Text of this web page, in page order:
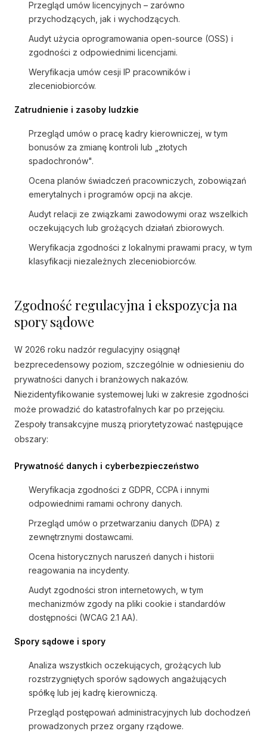
Przegląd umów licencyjnych – zarówno
przychodzących, jak i wychodzących.
Audyt użycia oprogramowania open-source (OSS) i
zgodności z odpowiednimi licencjami.
Weryfikacja umów cesji IP pracowników i
zleceniobiorców.
Zatrudnienie i zasoby ludzkie
Przegląd umów o pracę kadry kierowniczej, w tym
bonusów za zmianę kontroli lub „złotych
spadochronów".
Ocena planów świadczeń pracowniczych, zobowiązań
emerytalnych i programów opcji na akcje.
Audyt relacji ze związkami zawodowymi oraz wszelkich
oczekujących lub grożących działań zbiorowych.
Weryfikacja zgodności z lokalnymi prawami pracy, w tym
klasyfikacji niezależnych zleceniobiorców.
Zgodność regulacyjna i ekspozycja na
spory sądowe
W 2026 roku nadzór regulacyjny osiągnął
bezprecedensowy poziom, szczególnie w odniesieniu do
prywatności danych i branżowych nakazów.
Niezidentyfikowanie systemowej luki w zakresie zgodności
może prowadzić do katastrofalnych kar po przejęciu.
Zespoły transakcyjne muszą priorytetyzować następujące
obszary:
Prywatność danych i cyberbezpieczeństwo
Weryfikacja zgodności z GDPR, CCPA i innymi
odpowiednimi ramami ochrony danych.
Przegląd umów o przetwarzaniu danych (DPA) z
zewnętrznymi dostawcami.
Ocena historycznych naruszeń danych i historii
reagowania na incydenty.
Audyt zgodności stron internetowych, w tym
mechanizmów zgody na pliki cookie i standardów
dostępności (WCAG 2.1 AA).
Spory sądowe i spory
Analiza wszystkich oczekujących, grożących lub
rozstrzygniętych sporów sądowych angażujących
spółkę lub jej kadrę kierowniczą.
Przegląd postępowań administracyjnych lub dochodzeń
prowadzonych przez organy rządowe.